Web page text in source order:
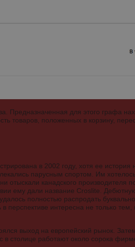
Предназначенная для этого графа
положенных в корзину,
в 2002 году, хотя ее история
парусным спортом. Им
канадского производителя
ему дали название Croslite.
полностью распродать
интересна не только
выход на европейский рынок.
в столице работают около сорока